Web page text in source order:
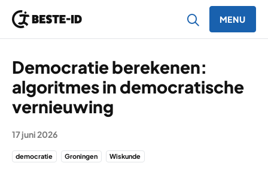
MENU
Democratie berekenen:
algoritmes in democratische
vernieuwing
17 juni 2026
democratie Groningen Wiskunde